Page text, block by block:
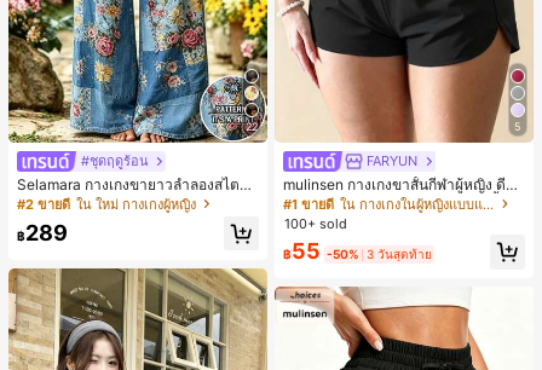
22
#ชุดฤดูร้อน
Selamara กางเกงขายาวลำลองสไตล์โ
บฮีเมียนสำหรับพักผ่อน สีกากี ผิวสัมผัส
มีเท็กซ์เจอร์ เอวสูงทรงหลวม เอวยางยืด
พร้อมเชือกรูด ทรงขาตรงทิ้งตัว ขากว้า
ดินทาง
#2 ขายดี ใน ใหม่ กางเกงผู้หญิง
฿289
5
FARYUN
mulinsen กางเกงขาสั้นกีฬาผู้หญิง ดีไซ
น์ปลายเปิด เอวยืดหยุ่น กางเกงขาสั้น
ลำลองกีฬาฤดูร้อน ความยาว 3/4
#1 ขายดี
ใน กางเกงในผู้หญิงแบบแอคทีฟ
100+ sold
฿55 -50% 3 วันสุดท้าย